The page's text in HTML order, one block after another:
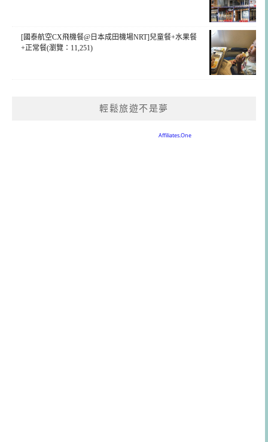
[國泰航空CX飛機餐@日本成田機場NRT]兒童餐+水果餐
+正常餐(瀏覽：11,251)
輕鬆旅遊不是夢